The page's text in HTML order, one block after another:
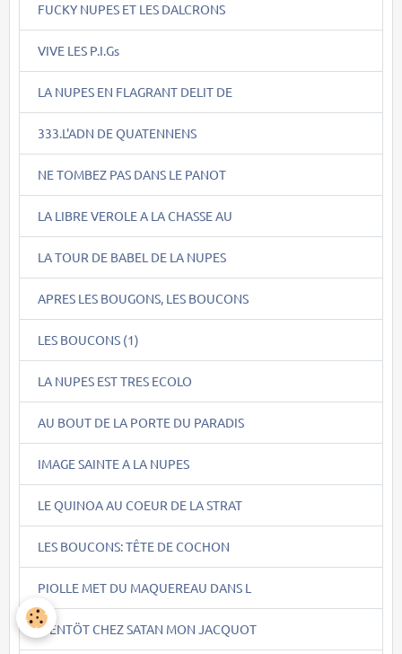
FUCKY NUPES ET LES DALCRONS
VIVE LES P.I.Gs
LA NUPES EN FLAGRANT DELIT DE
333.L'ADN DE QUATENNENS
NE TOMBEZ PAS DANS LE PANOT
LA LIBRE VEROLE A LA CHASSE AU
LA TOUR DE BABEL DE LA NUPES
APRES LES BOUGONS, LES BOUCONS
LES BOUCONS (1)
LA NUPES EST TRES ECOLO
AU BOUT DE LA PORTE DU PARADIS
IMAGE SAINTE A LA NUPES
LE QUINOA AU COEUR DE LA STRAT
LES BOUCONS: TÊTE DE COCHON
PIOLLE MET DU MAQUEREAU DANS L
BIENTÖT CHEZ SATAN MON JACQUOT